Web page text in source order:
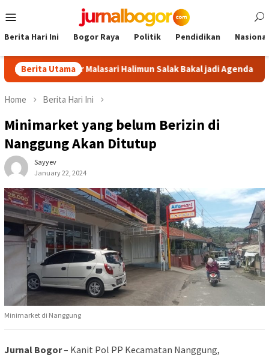
to
Menu
Berita Hari Ini Bogor Raya Politik Pendidikan Nasional
Berita Utama
Tour Malasari Halimun Salak Bakal jadi Agenda Tahunan
Home Berita Hari Ini
Minimarket yang belum Berizin di
Nanggung Akan Ditutup
Sayyev
January 22, 2024
Minimarket di Nanggung
Jurnal Bogor– Kanit Pol PP Kecamatan Nanggung,